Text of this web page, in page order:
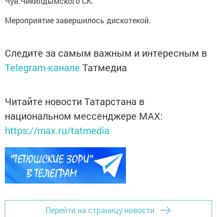
Мероприятие завершилось дискотекой.
Следите за самым важным и интересным в
Telegram-канале Татмедиа
Читайте новости Татарстана в
национальном мессенджере MАХ:
https://max.ru/tatmedia
Перейти на страницу новости